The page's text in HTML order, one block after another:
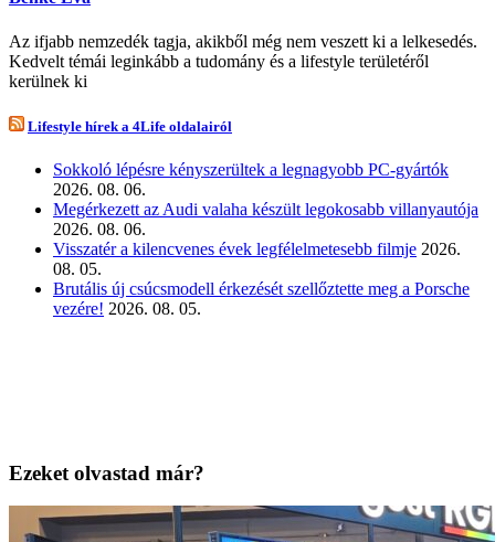
Az ifjabb nemzedék tagja, akikből még nem veszett ki a lelkesedés.
Kedvelt témái leginkább a tudomány és a lifestyle területéről
kerülnek ki
Lifestyle hírek a 4Life oldalairól
Sokkoló lépésre kényszerültek a legnagyobb PC-gyártók
2026. 08. 06.
Megérkezett az Audi valaha készült legokosabb villanyautója
2026. 08. 06.
Visszatér a kilencvenes évek legfélelmetesebb filmje 2026.
08. 05.
Brutális új csúcsmodell érkezését szellőztette meg a Porsche
vezére! 2026. 08. 05.
Ezeket olvastad már?